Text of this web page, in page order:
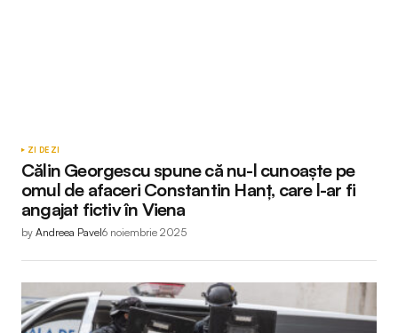
ZI DE ZI
Călin Georgescu spune că nu-l cunoaște pe
omul de afaceri Constantin Hanț, care l-ar fi
angajat fictiv în Viena
by Andreea Pavel6 noiembrie 2025